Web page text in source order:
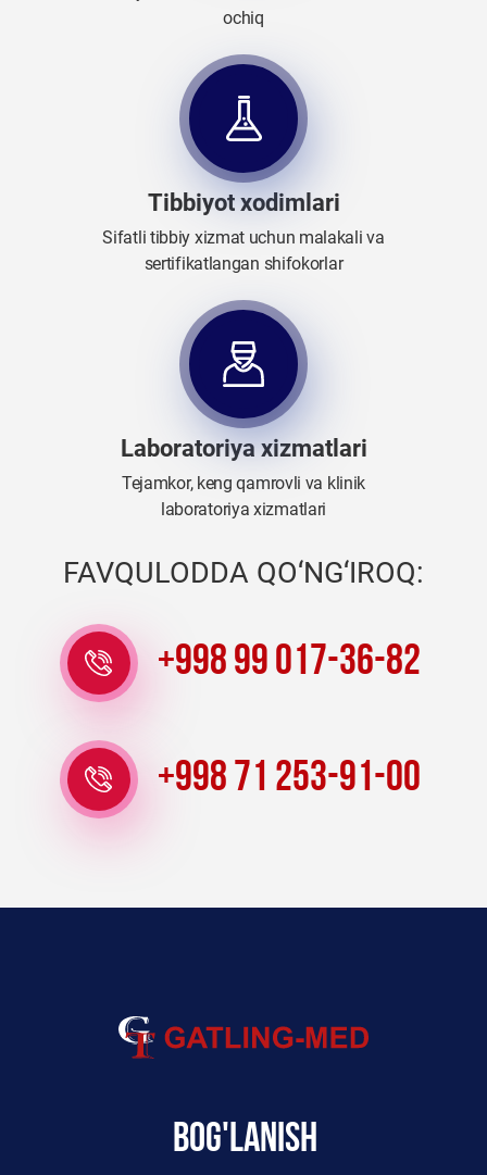
ochiq
Tibbiyot xodimlari
Sifatli tibbiy xizmat uchun malakali va
sertifikatlangan shifokorlar
Laboratoriya xizmatlari
Tejamkor, keng qamrovli va klinik
laboratoriya xizmatlari
FAVQULODDA QO‘NG‘IROQ:
+998 99 017-36-82
+998 71 253-91-00
Bog'lanish